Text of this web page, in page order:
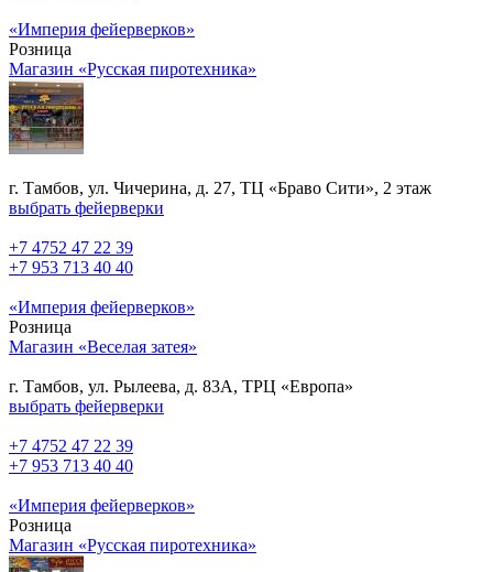
«Империя фейерверков»
Розница
Магазин «Русская пиротехника»
г. Тамбов, ул. Чичерина, д. 27, ТЦ «Браво Сити», 2 этаж
выбрать фейерверки
+7 4752 47 22 39
+7 953 713 40 40
«Империя фейерверков»
Розница
Магазин «Веселая затея»
г. Тамбов, ул. Рылеева, д. 83А, ТРЦ «Европа»
выбрать фейерверки
+7 4752 47 22 39
+7 953 713 40 40
«Империя фейерверков»
Розница
Магазин «Русская пиротехника»